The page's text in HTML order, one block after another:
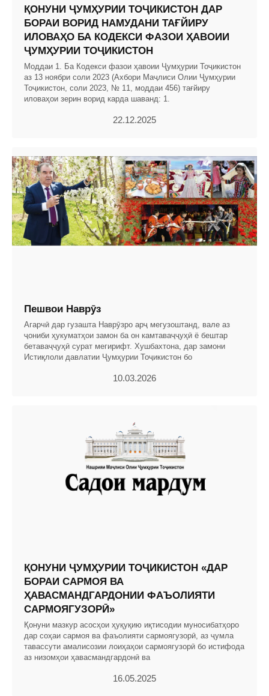
ҚОНУНИ ҶУМҲУРИИ ТОҶИКИСТОН ДАР
БОРАИ ВОРИД НАМУДАНИ ТАҒЙИРУ
ИЛОВАҲО БА КОДЕКСИ ФАЗОИ ҲАВОИИ
ҶУМҲУРИИ ТОҶИКИСТОН
Моддаи 1. Ба Кодекси фазои ҳавоии Ҷумҳурии Тоҷикистон
аз 13 ноябри соли 2023 (Ахбори Маҷлиси Олии Ҷумҳурии
Тоҷикистон, соли 2023, № 11, моддаи 456) тағйиру
иловаҳои зерин ворид карда шаванд: 1.
22.12.2025
Пешвои Наврӯз
Агарчӣ дар гузашта Наврӯзро арҷ мегузоштанд, вале аз
ҷониби ҳукуматҳои замон ба он камтаваҷҷуҳӣ ё бештар
бетаваҷҷуҳӣ сурат мегирифт. Хушбахтона, дар замони
Истиқлоли давлатии Ҷумҳурии Тоҷикистон бо
10.03.2026
ҚОНУНИ ҶУМҲУРИИ ТОҶИКИСТОН «ДАР
БОРАИ САРМОЯ ВА
ҲАВАСМАНДГАРДОНИИ ФАЪОЛИЯТИ
САРМОЯГУЗОРӢ»
Қонуни мазкур асосҳои ҳуқуқию иқтисодии муносибатҳоро
дар соҳаи сармоя ва фаъолияти сармоягузорӣ, аз ҷумла
тавассути амалисозии лоиҳаҳои сармоягузорӣ бо истифода
аз низомҳои ҳавасмандгардонӣ ва
16.05.2025